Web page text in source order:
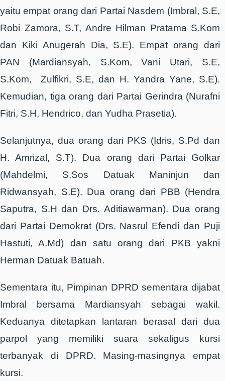
yaitu empat orang dari Partai Nasdem (Imbral, S.E,
Robi Zamora, S.T, Andre Hilman Pratama S.Kom
dan Kiki Anugerah Dia, S.E). Empat orang dari
PAN (Mardiansyah, S.Kom, Vani Utari, S.E,
S.Kom, Zulfikri, S.E, dan H. Yandra Yane, S.E).
Kemudian, tiga orang dari Partai Gerindra (Nurafni
Fitri, S.H, Hendrico, dan Yudha Prasetia).
Selanjutnya, dua orang dari PKS (Idris, S.Pd dan
H. Amrizal, S.T). Dua orang dari Partai Golkar
(Mahdelmi, S.Sos Datuak Maninjun dan
Ridwansyah, S.E). Dua orang dari PBB (Hendra
Saputra, S.H dan Drs. Aditiawarman). Dua orang
dari Partai Demokrat (Drs. Nasrul Efendi dan Puji
Hastuti, A.Md) dan satu orang dari PKB yakni
Herman Datuak Batuah.
Sementara itu, Pimpinan DPRD sementara dijabat
Imbral bersama Mardiansyah sebagai wakil.
Keduanya ditetapkan lantaran berasal dari dua
parpol yang memiliki suara sekaligus kursi
terbanyak di DPRD. Masing-masingnya empat
kursi.